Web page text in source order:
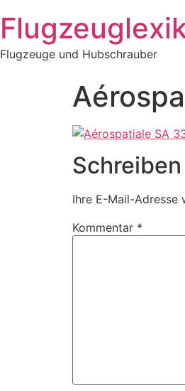
Inhalt
springen
Flugzeuge und Hubschrauber
Ihre E-Mail-
Kommentar *